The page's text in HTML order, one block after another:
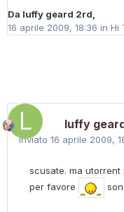
Da luffy geard 2rd,
16 aprile 2009, 18:36 in Hi
luffy
Inviato 16 aprile 2009,
scusate. ma utorrent
per favore